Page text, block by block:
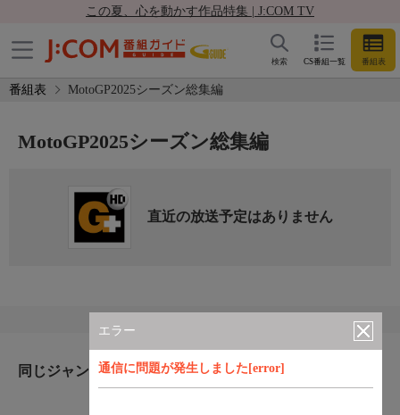
この夏、心を動かす作品特集 | J:COM TV
CS番組一覧 番組表
検索
番組表 MotoGP2025シーズン総集編
エラー
通信に問題が発生しました[error]
MotoGP2025シーズン総集編
直近の放送予定はありません
同じジャンルのおすすめ番組